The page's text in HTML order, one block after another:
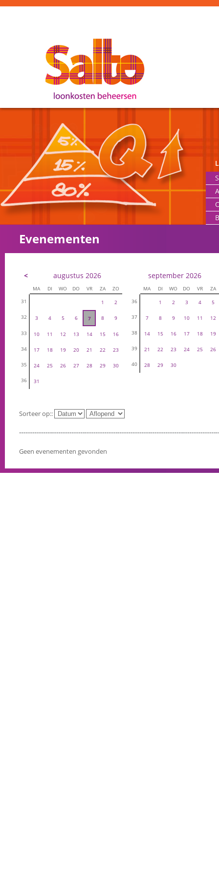
Evenementen
< augustus 2026
MA DI WO DO VR ZA
ZO
31
1 2
32 3 4 5 6 7 8 9
33 10 11 12 13 14 15 16
34 17 18 19 20 21 22 23
35 24 25 26 27 28 29 30
36 31
september 2026
MA DI WO DO VR
ZA
36
1 2 3 4 5
37 7 8 9 10 11 12
38 14 15 16 17 18 19
39 21 22 23 24 25 26
40 28 29 30
Sorteer op::
Geen evenementen gevonden